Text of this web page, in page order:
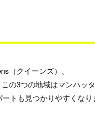
（クイーンズ）、
の3つの地域はマンハッ
トも見つかりやすくなり